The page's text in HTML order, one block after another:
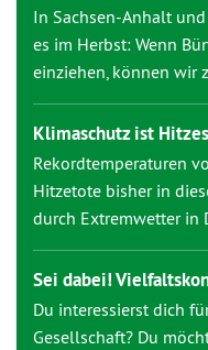
In Sachsen-Anhalt
es im Herbst: Wenn
einziehen, können wir
Klimaschutz ist
Rekordtemperaturen
Hitzetote bisher in
durch Extremwetter in
Sei dabei!
Du interessierst dich
Gesellschaft? Du